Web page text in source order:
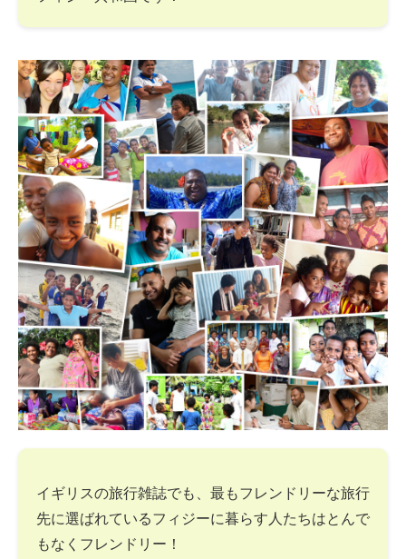
イギリスの旅行雑誌でも、最もフレンドリーな旅行
先に選ばれているフィジーに暮らす人たちはとんで
もなくフレンドリー！